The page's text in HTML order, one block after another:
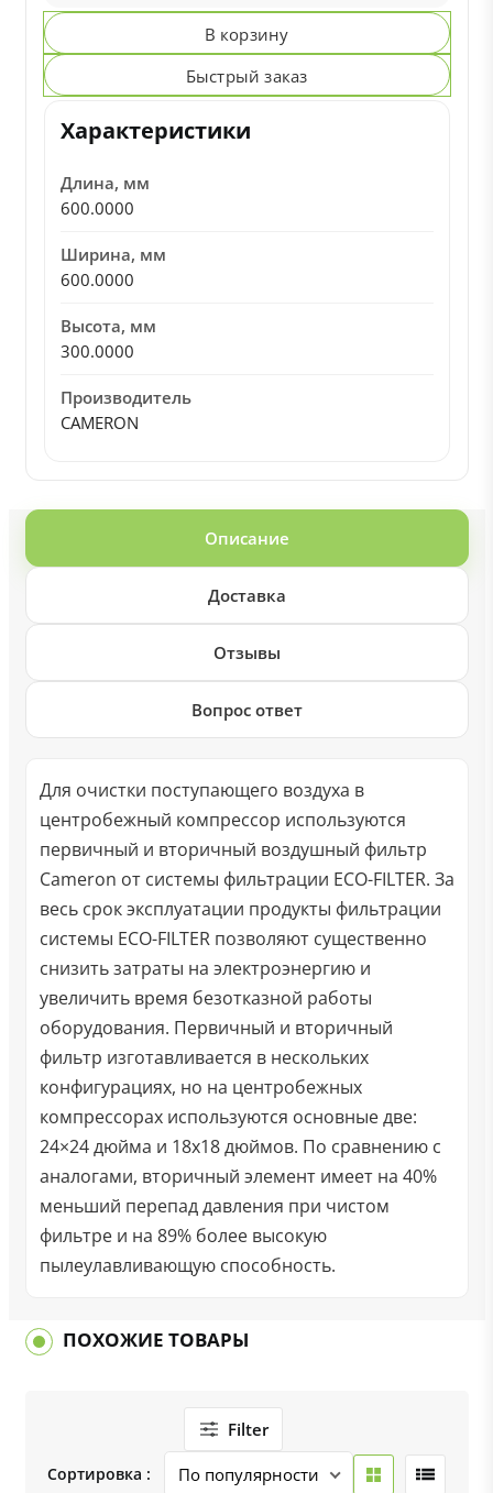
В корзину
Быстрый заказ
Характеристики
Длина, мм
600.0000
Ширина, мм
600.0000
Высота, мм
300.0000
Производитель
CAMERON
Описание
Доставка
Отзывы
Вопрос ответ
Для очистки поступающего воздуха в
центробежный компрессор используются
первичный и вторичный воздушный фильтр
Cameron от системы фильтрации ECO-FILTER. За
весь срок эксплуатации продукты фильтрации
системы ECO-FILTER позволяют существенно
снизить затраты на электроэнергию и
увеличить время безотказной работы
оборудования. Первичный и вторичный
фильтр изготавливается в нескольких
конфигурациях, но на центробежных
компрессорах используются основные две:
24×24 дюйма и 18х18 дюймов. По сравнению с
аналогами, вторичный элемент имеет на 40%
меньший перепад давления при чистом
фильтре и на 89% более высокую
пылеулавливающую способность.
ПОХОЖИЕ ТОВАРЫ
Filter
Сортировка :